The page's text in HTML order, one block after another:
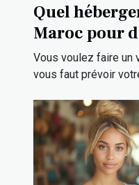
Quel
Maroc pour
une visite
Vous voulez faire un
vous faut prévoir